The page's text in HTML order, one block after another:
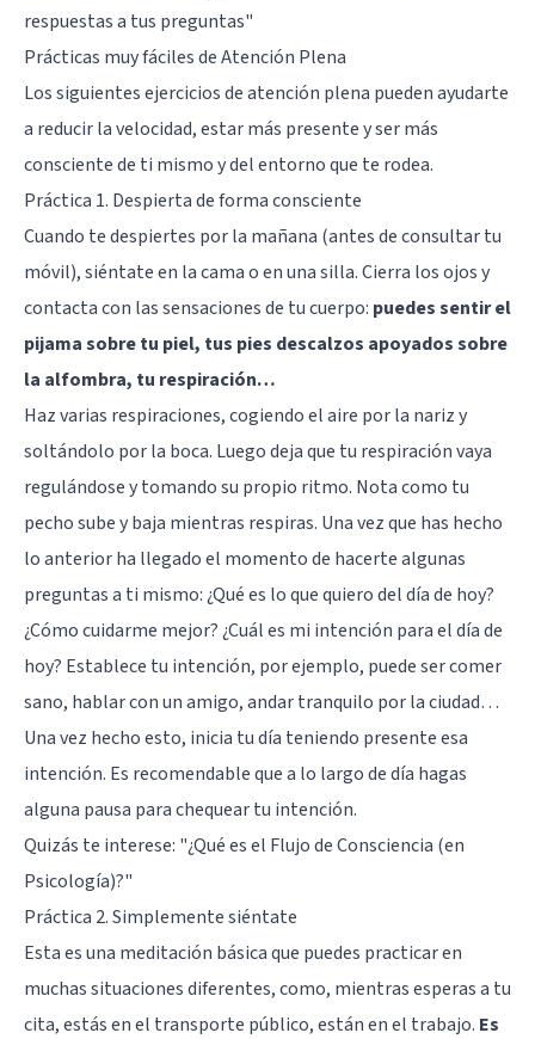
respuestas a tus preguntas"
Prácticas muy fáciles de Atención Plena
Los siguientes ejercicios de atención plena pueden ayudarte
a reducir la velocidad, estar más presente y ser más
consciente de ti mismo y del entorno que te rodea.
Práctica 1. Despierta de forma consciente
Cuando te despiertes por la mañana (antes de consultar tu
móvil), siéntate en la cama o en una silla. Cierra los ojos y
contacta con las sensaciones de tu cuerpo: puedes sentir el
pijama sobre tu piel, tus pies descalzos apoyados sobre
la alfombra, tu respiración…
Haz varias respiraciones, cogiendo el aire por la nariz y
soltándolo por la boca. Luego deja que tu respiración vaya
regulándose y tomando su propio ritmo. Nota como tu
pecho sube y baja mientras respiras. Una vez que has hecho
lo anterior ha llegado el momento de hacerte algunas
preguntas a ti mismo: ¿Qué es lo que quiero del día de hoy?
¿Cómo cuidarme mejor? ¿Cuál es mi intención para el día de
hoy? Establece tu intención, por ejemplo, puede ser comer
sano, hablar con un amigo, andar tranquilo por la ciudad…
Una vez hecho esto, inicia tu día teniendo presente esa
intención. Es recomendable que a lo largo de día hagas
alguna pausa para chequear tu intención.
Quizás te interese: "¿Qué es el Flujo de Consciencia (en
Psicología)?"
Práctica 2. Simplemente siéntate
Esta es una meditación básica que puedes practicar en
muchas situaciones diferentes, como, mientras esperas a tu
cita, estás en el transporte público, están en el trabajo. Es